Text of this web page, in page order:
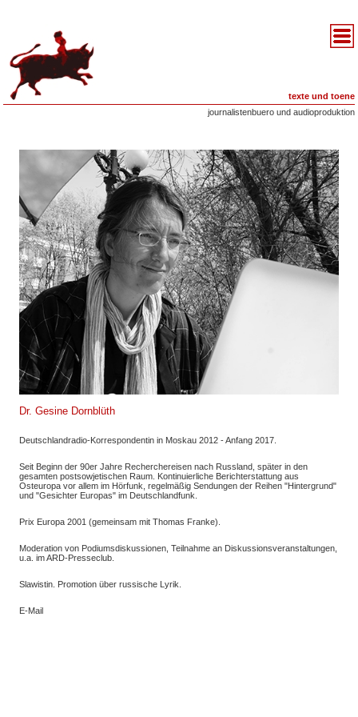
texte und toene
journalistenbuero und audioproduktion
Dr. Gesine Dornblüth
Deutschlandradio-Korrespondentin in Moskau 2012 - Anfang 2017.
Seit Beginn der 90er Jahre Recherchereisen nach Russland, später in den
gesamten postsowjetischen Raum. Kontinuierliche Berichterstattung aus
Osteuropa vor allem im Hörfunk, regelmäßig Sendungen der Reihen "Hintergrund"
und "Gesichter Europas" im Deutschlandfunk.
Prix Europa 2001 (gemeinsam mit Thomas Franke).
Moderation von Podiumsdiskussionen, Teilnahme an Diskussionsveranstaltungen,
u.a. im ARD-Presseclub.
Slawistin. Promotion über russische Lyrik.
E-Mail